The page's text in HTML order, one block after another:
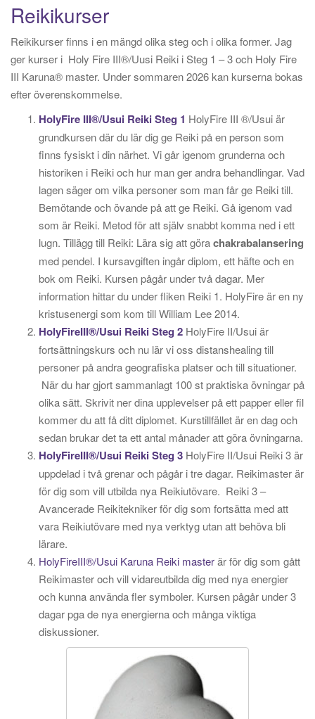
Reikikurser
Reikikurser finns i en mängd olika steg och i olika former. Jag
ger kurser i Holy Fire III®/Uusi Reiki i Steg 1 – 3 och Holy Fire
III Karuna® master. Under sommaren 2026 kan kurserna bokas
efter överenskommelse.
HolyFire III®/Usui Reiki Steg 1 HolyFire III ®/Usui är
grundkursen där du lär dig ge Reiki på en person som
finns fysiskt i din närhet. Vi går igenom grunderna och
historiken i Reiki och hur man ger andra behandlingar. Vad
lagen säger om vilka personer som man får ge Reiki till.
Bemötande och övande på att ge Reiki. Gå igenom vad
som är Reiki. Metod för att själv snabbt komma ned i ett
lugn. Tillägg till Reiki: Lära sig att görachakrabalansering
med pendel. I kursavgiften ingår diplom, ett häfte och en
bok om Reiki. Kursen pågår under två dagar. Mer
information hittar du under fliken Reiki 1. HolyFire är en ny
kristusenergi som kom till William Lee 2014.
HolyFireIII®/Usui Reiki Steg 2 HolyFire II/Usui är
fortsättningskurs och nu lär vi oss distanshealing till
personer på andra geografiska platser och till situationer.
När du har gjort sammanlagt 100 st praktiska övningar på
olika sätt. Skrivit ner dina upplevelser på ett papper eller fil
kommer du att få ditt diplomet. Kurstillfället är en dag och
sedan brukar det ta ett antal månader att göra övningarna.
HolyFireIII®/Usui Reiki Steg 3 HolyFire II/Usui Reiki 3 är
uppdelad i två grenar och pågår i tre dagar. Reikimaster är
för dig som vill utbilda nya Reikiutövare. Reiki 3 –
Avancerade Reikitekniker för dig som fortsätta med att
vara Reikiutövare med nya verktyg utan att behöva bli
lärare.
HolyFireIII®/Usui Karuna Reiki masterär för dig som gått
Reikimaster och vill vidareutbilda dig med nya energier
och kunna använda fler symboler. Kursen pågår under 3
dagar pga de nya energierna och många viktiga
diskussioner.